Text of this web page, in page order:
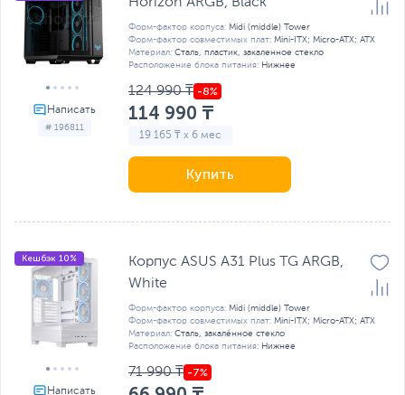
# 196811
Форм-фактор корпуса: Midi (middle) Tower
Форм-фактор совместимых плат: Mini-ITX; Micro-ATX; ATX
Материал: Сталь, пластик, закаленное стекло
Расположение блока питания: Нижнее
124 990 ₸
114 990 ₸
19 165 ₸ x 6 мес
Купить
Кешбэк 10%
Корпус ASUS A31 Plus TG ARGB,
White
Форм-фактор корпуса: Midi (middle) Tower
Форм-фактор совместимых плат: Mini-ITX; Micro-ATX; ATX
Материал: Сталь, закалённое стекло
Расположение блока питания: Нижнее
71 990 ₸